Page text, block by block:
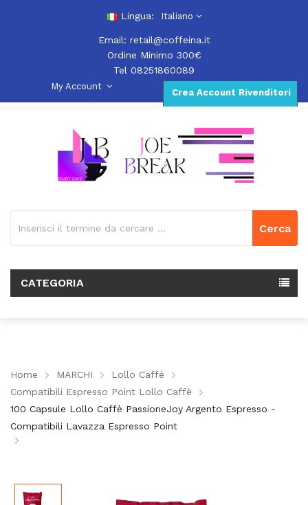
Lingua: Italiano
Email: retail@coffeina.it
Ordine Minimo 300€
Tel 08251860089
Crea Account Rivenditori
My Account
Cerca
CATEGORIA
Home MARCHI
Lollo Caffè
Compatibili Espresso Point Lollo Caffè
100 Capsule Lollo Caffè PassioneJoy Argento Espresso -
Compatibili Lavazza Espresso Point